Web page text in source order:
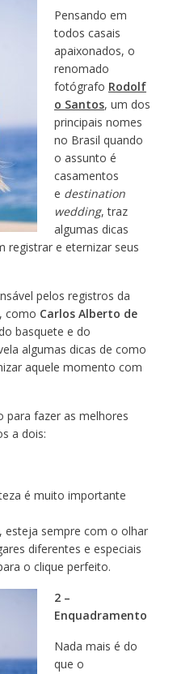
Pensando em
todos casais
apaixonados, o
renomado
fotógrafo Rodolf
o Santos, um dos
principais nomes
no Brasil quando
o assunto é
casamentos
e destination
wedding, traz
algumas dicas
registrar e eternizar seus
pelos registros da
como Carlos Alberto de
do basquete e do
algumas dicas de como
aquele momento com
para fazer as melhores
a dois:
é muito importante
sempre com o olhar
diferentes e especiais
o clique perfeito.
2 –
Enquadramento
Nada mais é do
que o